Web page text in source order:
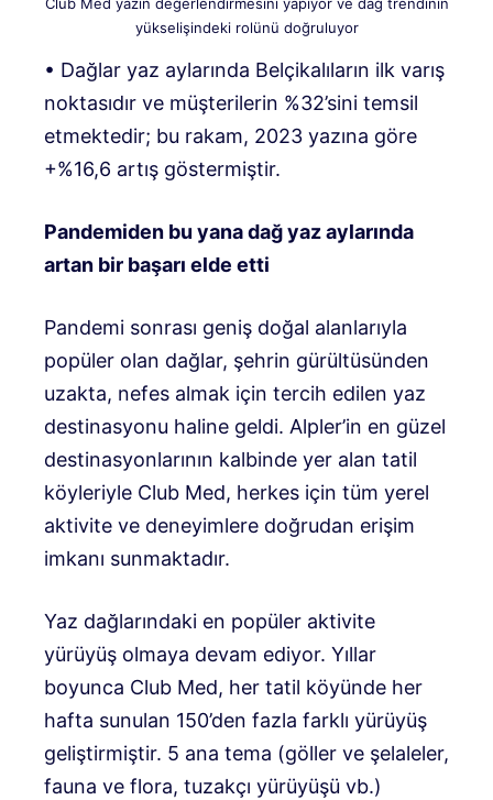
Club Med yazın değerlendirmesini yapıyor ve dağ trendinin
yükselişindeki rolünü doğruluyor
• Dağlar yaz aylarında Belçikalıların ilk varış
noktasıdır ve müşterilerin %32’sini temsil
etmektedir; bu rakam, 2023 yazına göre
+%16,6 artış göstermiştir.
Pandemiden bu yana dağ yaz aylarında
artan bir başarı elde etti
Pandemi sonrası geniş doğal alanlarıyla
popüler olan dağlar, şehrin gürültüsünden
uzakta, nefes almak için tercih edilen yaz
destinasyonu haline geldi. Alpler’in en güzel
destinasyonlarının kalbinde yer alan tatil
köyleriyle Club Med, herkes için tüm yerel
aktivite ve deneyimlere doğrudan erişim
imkanı sunmaktadır.
Yaz dağlarındaki en popüler aktivite
yürüyüş olmaya devam ediyor. Yıllar
boyunca Club Med, her tatil köyünde her
hafta sunulan 150’den fazla farklı yürüyüş
geliştirmiştir. 5 ana tema (göller ve şelaleler,
fauna ve flora, tuzakçı yürüyüşü vb.)